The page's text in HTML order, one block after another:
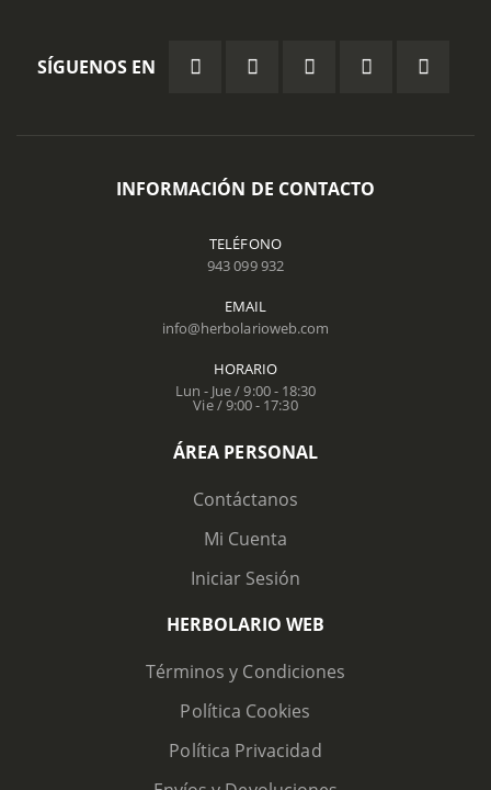
SÍGUENOS EN
INFORMACIÓN DE CONTACTO
TELÉFONO
943 099 932
EMAIL
info@herbolarioweb.com
HORARIO
Lun - Jue / 9:00 - 18:30
Vie / 9:00 - 17:30
ÁREA PERSONAL
Contáctanos
Mi Cuenta
Iniciar Sesión
HERBOLARIO WEB
Términos y Condiciones
Política Cookies
Política Privacidad